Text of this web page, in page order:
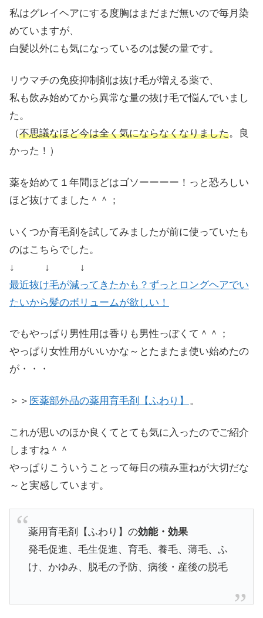
私はグレイヘアにする度胸はまだまだ無いので毎月染
めていますが、
白髪以外にも気になっているのは髪の量です。
リウマチの免疫抑制剤は抜け毛が増える薬で、
私も飲み始めてから異常な量の抜け毛で悩んでいまし
た。
（不思議なほど今は全く気にならなくなりました。良
かった！）
薬を始めて１年間ほどはゴソーーーー！っと恐ろしい
ほど抜けてました＾＾；
いくつか育毛剤を試してみましたが前に使っていたも
のはこちらでした。
↓ ↓ ↓
最近抜け毛が減ってきたかも？ずっとロングヘアでい
たいから髪のボリュームが欲しい！
でもやっぱり男性用は香りも男性っぽくて＾＾；
やっぱり女性用がいいかな～とたまたま使い始めたの
が・・・
＞＞ 医薬部外品の薬用育毛剤【ふわり】 。
これが思いのほか良くてとても気に入ったのでご紹介
しますね＾＾
やっぱりこういうことって毎日の積み重ねが大切だな
～と実感しています。
薬用育毛剤【ふわり】の効能・効果
発毛促進、毛生促進、育毛、養毛、薄毛、ふ
け、かゆみ、脱毛の予防、病後・産後の脱毛